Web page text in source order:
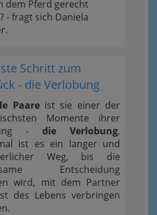
dem Pferd gerecht
- fragt sich Daniela
Schritt zum
- die Verlobung
Paareist sie einer der
Momente ihrer
- die Verlobung.
ist es ein langer und
Weg, bis die
Entscheidung
wird, mit dem Partner
des Lebens verbringen